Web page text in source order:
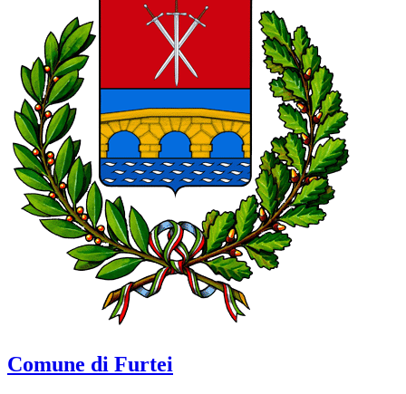
Comune di Furtei